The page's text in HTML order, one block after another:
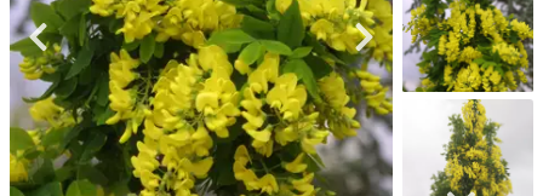
Zum vorigen Bild Zum nächsten Bild